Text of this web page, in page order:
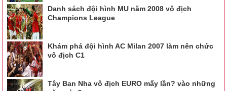
Danh sách đội hình MU năm 2008 vô địch
Champions League
Khám phá đội hình AC Milan 2007 làm nên chức
vô địch C1
Tây Ban Nha vô địch EURO mấy lần? vào những